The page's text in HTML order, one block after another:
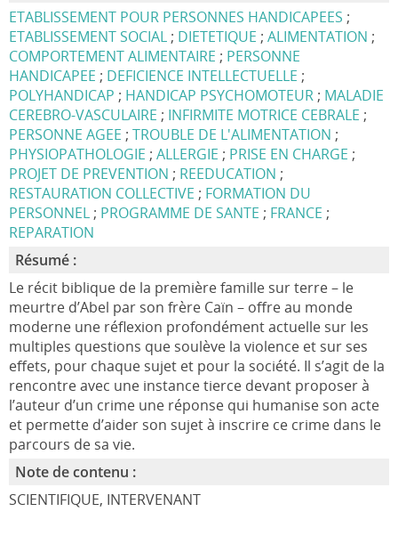
ETABLISSEMENT POUR PERSONNES HANDICAPEES ;
ETABLISSEMENT SOCIAL ; DIETETIQUE ; ALIMENTATION ;
COMPORTEMENT ALIMENTAIRE ; PERSONNE
HANDICAPEE ; DEFICIENCE INTELLECTUELLE ;
POLYHANDICAP ; HANDICAP PSYCHOMOTEUR ; MALADIE
CEREBRO-VASCULAIRE ; INFIRMITE MOTRICE CEBRALE ;
PERSONNE AGEE ; TROUBLE DE L'ALIMENTATION ;
PHYSIOPATHOLOGIE ; ALLERGIE ; PRISE EN CHARGE ;
PROJET DE PREVENTION ; REEDUCATION ;
RESTAURATION COLLECTIVE ; FORMATION DU
PERSONNEL ; PROGRAMME DE SANTE ; FRANCE ;
REPARATION
Résumé :
Le récit biblique de la première famille sur terre – le
meurtre d’Abel par son frère Caïn – offre au monde
moderne une réflexion profondément actuelle sur les
multiples questions que soulève la violence et sur ses
effets, pour chaque sujet et pour la société. Il s’agit de la
rencontre avec une instance tierce devant proposer à
l’auteur d’un crime une réponse qui humanise son acte
et permette d’aider son sujet à inscrire ce crime dans le
parcours de sa vie.
Note de contenu :
SCIENTIFIQUE, INTERVENANT